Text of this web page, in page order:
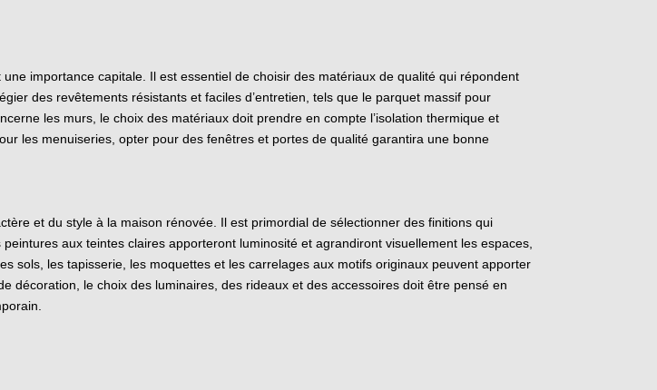
importance capitale. Il est essentiel de choisir des matériaux de qualité qui répondent
des revêtements résistants et faciles d’entretien, tels que le parquet massif pour
les murs, le choix des matériaux doit prendre en compte l’isolation thermique et
les menuiseries, opter pour des fenêtres et portes de qualité garantira une bonne
et du style à la maison rénovée. Il est primordial de sélectionner des finitions qui
aux teintes claires apporteront luminosité et agrandiront visuellement les espaces,
sols, les tapisserie, les moquettes et les carrelages aux motifs originaux peuvent apporter
décoration, le choix des luminaires, des rideaux et des accessoires doit être pensé en